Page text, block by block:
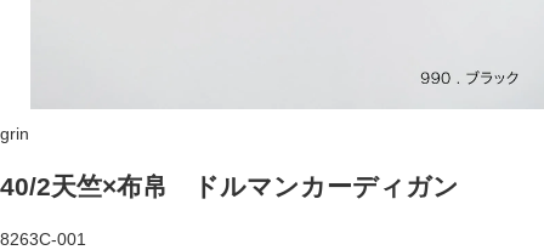
grin
40/2天竺×布帛 ドルマンカーディガン
8263C-001